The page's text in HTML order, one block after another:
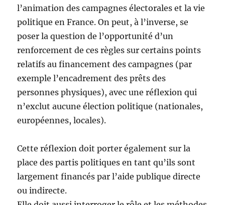
l’animation des campagnes électorales et la vie
politique en France. On peut, à l’inverse, se
poser la question de l’opportunité d’un
renforcement de ces règles sur certains points
relatifs au financement des campagnes (par
exemple l’encadrement des prêts des
personnes physiques), avec une réflexion qui
n’exclut aucune élection politique (nationales,
européennes, locales).
Cette réflexion doit porter également sur la
place des partis politiques en tant qu’ils sont
largement financés par l’aide publique directe
ou indirecte.